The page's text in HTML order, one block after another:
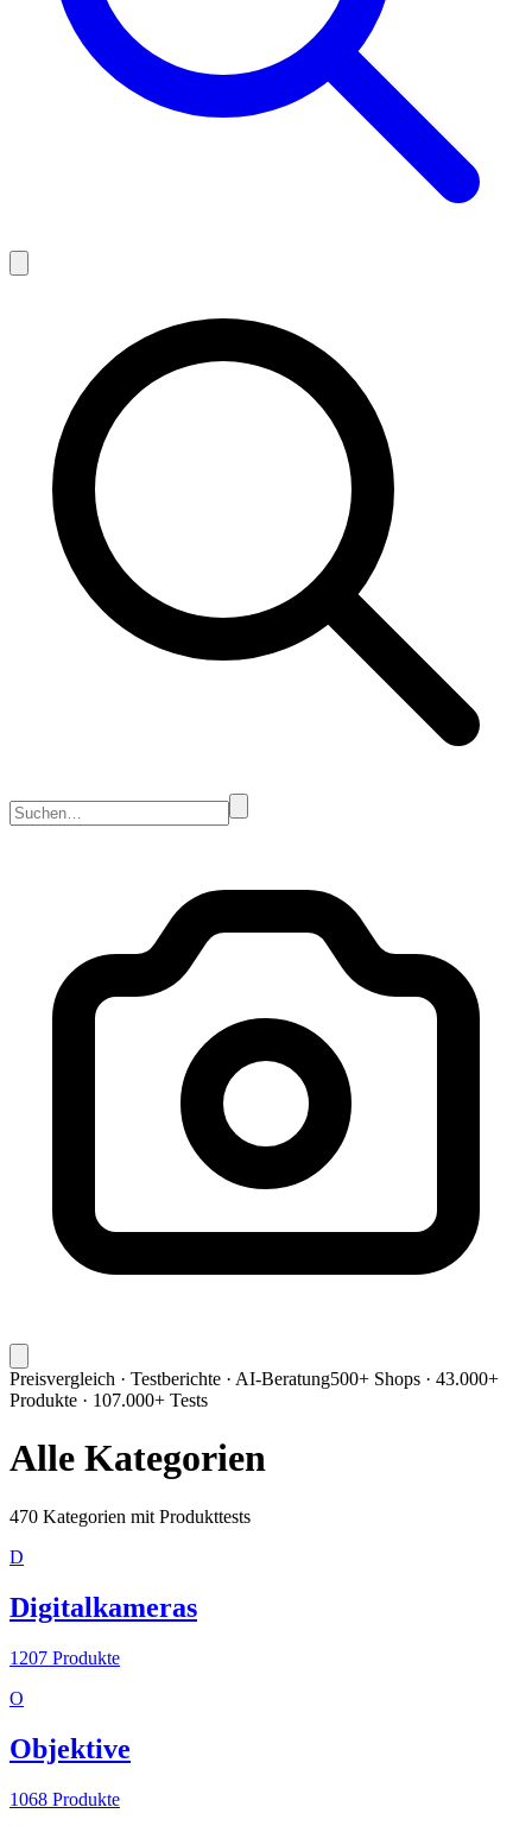
Preisvergleich · Testberichte · AI-Beratung500+ Shops · 43.000+
Produkte · 107.000+ Tests
Alle Kategorien
470 Kategorien mit Produkttests
D
Digitalkameras
1207 Produkte
O
Objektive
1068 Produkte